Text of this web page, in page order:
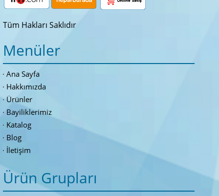
Tüm Hakları Saklıdır
Menüler
Ana Sayfa
Hakkımızda
Ürünler
Bayiliklerimiz
Katalog
Blog
İletişim
Ürün Grupları